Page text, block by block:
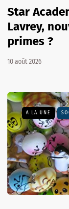
Star
Lavrey,
primes ?
10 août 2026
A LA UNE